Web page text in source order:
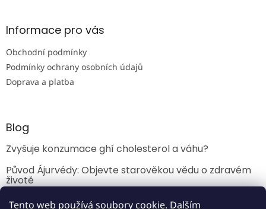
Tento web používá soubory cookie. Dalším
u
aInformace pro vás
Obchodní podmínky
Podmínky ochrany osobních údajů
Doprava a platba
Blog
Zvyšuje konzumace ghí cholesterol a váhu?
Původ Ájurvédy: Objevte starověkou vědu o zdravém
životě
Ájurvéda a jídlo: Průvodce kombinacemi potravin